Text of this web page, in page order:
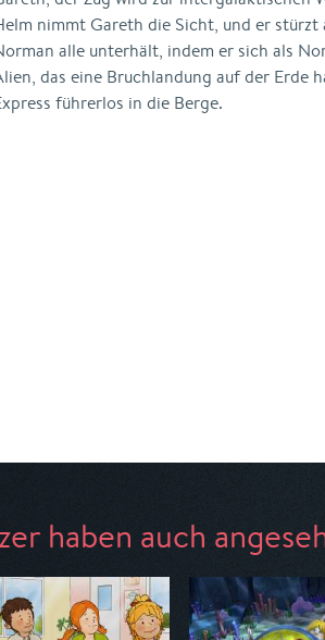
nimmt Gareth die Sicht, und er stürzt
alle unterhält, indem er sich als
das eine Bruchlandung auf der Erde
führerlos in die Berge.
haben auch